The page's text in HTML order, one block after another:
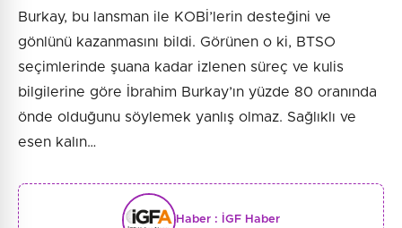
Burkay, bu lansman ile KOBİ’lerin desteğini ve
gönlünü kazanmasını bildi. Görünen o ki, BTSO
seçimlerinde şuana kadar izlenen süreç ve kulis
bilgilerine göre İbrahim Burkay’ın yüzde 80 oranında
önde olduğunu söylemek yanlış olmaz. Sağlıklı ve
esen kalın…
Haber : İGF Haber